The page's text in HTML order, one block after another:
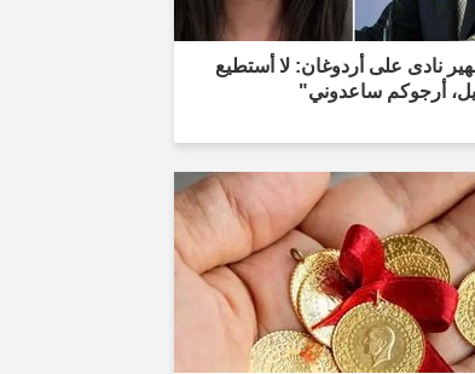
نادى على أردوغان: لا أستطيع
أرجوكم ساعدوني"